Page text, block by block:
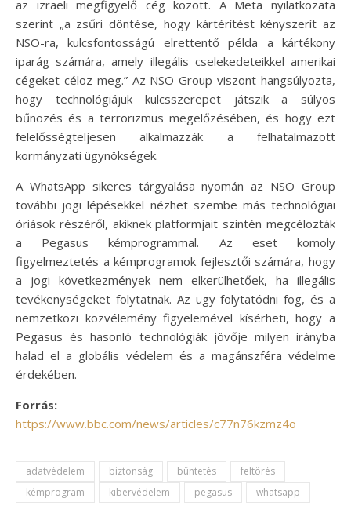
az izraeli megfigyelő cég között. A Meta nyilatkozata
szerint „a zsűri döntése, hogy kártérítést kényszerít az
NSO-ra, kulcsfontosságú elrettentő példa a kártékony
iparág számára, amely illegális cselekedeteikkel amerikai
cégeket céloz meg.” Az NSO Group viszont hangsúlyozta,
hogy technológiájuk kulcsszerepet játszik a súlyos
bűnözés és a terrorizmus megelőzésében, és hogy ezt
felelősségteljesen alkalmazzák a felhatalmazott
kormányzati ügynökségek.
A WhatsApp sikeres tárgyalása nyomán az NSO Group
további jogi lépésekkel nézhet szembe más technológiai
óriások részéről, akiknek platformjait szintén megcélozták
a Pegasus kémprogrammal. Az eset komoly
figyelmeztetés a kémprogramok fejlesztői számára, hogy
a jogi következmények nem elkerülhetőek, ha illegális
tevékenységeket folytatnak. Az ügy folytatódni fog, és a
nemzetközi közvélemény figyelemével kísérheti, hogy a
Pegasus és hasonló technológiák jövője milyen irányba
halad el a globális védelem és a magánszféra védelme
érdekében.
Forrás:
https://www.bbc.com/news/articles/c77n76kzmz4o
adatvédelem biztonság büntetés
feltörés
kémprogram
kibervédelem pegasus whatsapp